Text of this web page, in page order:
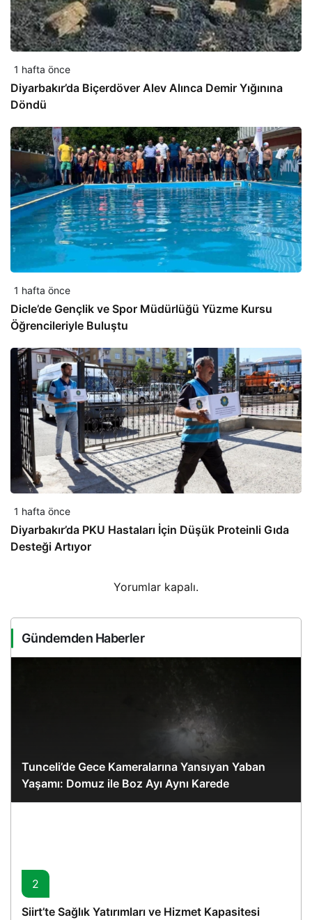
1 hafta önce
Diyarbakır’da Biçerdöver Alev Alınca Demir Yığınına
Döndü
1 hafta önce
Dicle’de Gençlik ve Spor Müdürlüğü Yüzme Kursu
Öğrencileriyle Buluştu
1 hafta önce
Diyarbakır’da PKU Hastaları İçin Düşük Proteinli Gıda
Desteği Artıyor
Yorumlar kapalı.
Gündemden Haberler
Tunceli’de Gece Kameralarına Yansıyan Yaban
Yaşamı: Domuz ile Boz Ayı Aynı Karede
2
Siirt’te Sağlık Yatırımları ve Hizmet Kapasitesi